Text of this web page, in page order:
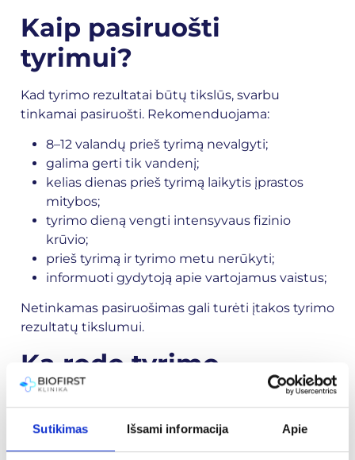
Sutikimas Išsami informacija Apie
Kaip pasiruošti
tyrimui?
Kad tyrimo rezultatai būtų tikslūs, svarbu
tinkamai pasiruošti. Rekomenduojama:
8–12 valandų prieš tyrimą nevalgyti;
galima gerti tik vandenį;
kelias dienas prieš tyrimą laikytis įprastos
mitybos;
tyrimo dieną vengti intensyvaus fizinio
krūvio;
prieš tyrimą ir tyrimo metu nerūkyti;
informuoti gydytoją apie vartojamus vaistus;
Netinkamas pasiruošimas gali turėti įtakos tyrimo
rezultatų tikslumui.
Ką rodo tyrimo
rezultatai?
Gliukozės toleravimo mėginio rezultatai leidžia
įvertinti organizmo gebėjimą reguliuoti gliukozės